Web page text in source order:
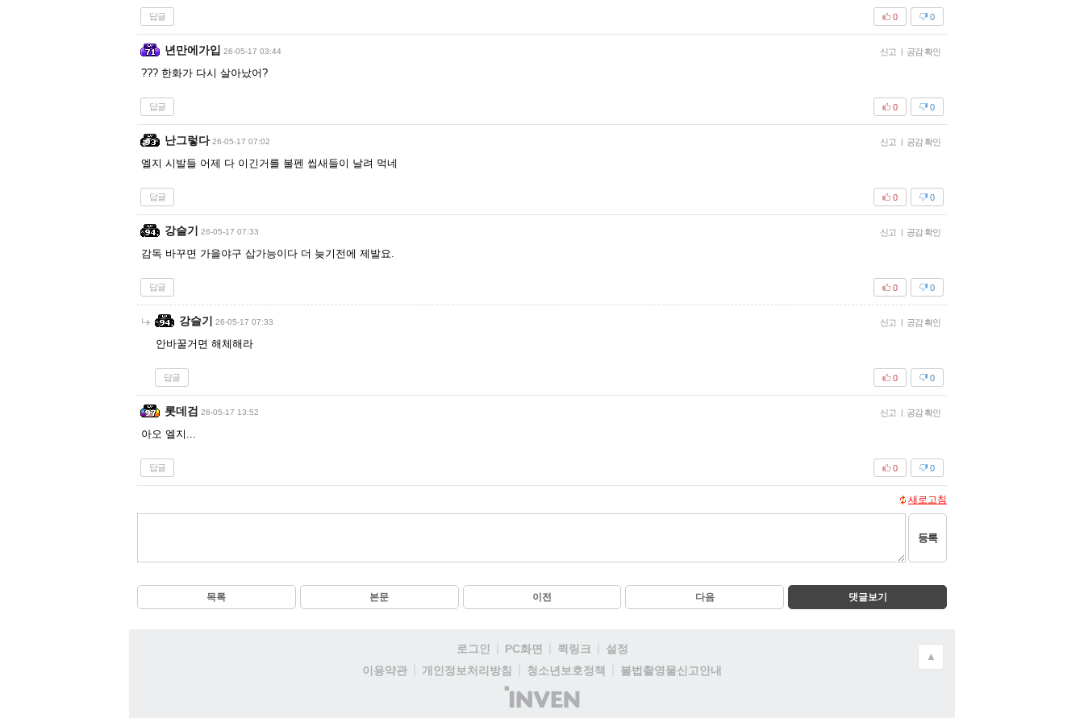
답글 0
0
년만에가입 26-05-17 03:44 신고 | 공감 확인
??? 한화가 다시 살아났어?
답글 0
0
난그렇다 26-05-17 07:02 신고 | 공감 확인
엘지 시발들 어제 다 이긴거를 불펜 씹새들이 날려 먹네
답글 0
0
강슬기 26-05-17 07:33 신고 | 공감 확인
감독 바꾸면 가을야구 삽가능이다 더 늦기전에 제발요.
답글 0
0
강슬기 26-05-17 07:33 신고 | 공감 확인
안바꿀거면 해체해라
답글 0
0
롯데검 26-05-17 13:52 신고 | 공감 확인
아오 엘지...
답글 0
0
새로고침
등록
목록 본문 이전 다음 댓글보기
로그인 PC화면 퀵링크
설정
이용약관
개인정보처리방침 청소년보호정책
불법촬영물신고안내
(주)
인
▲